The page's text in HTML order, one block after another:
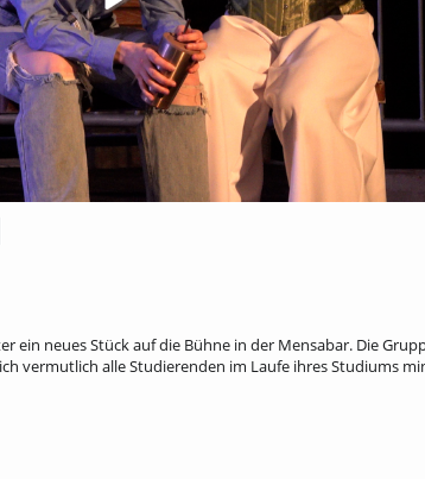
ein neues Stück auf die Bühne in der Mensabar. Die
vermutlich alle Studierenden im Laufe ihres Studiums